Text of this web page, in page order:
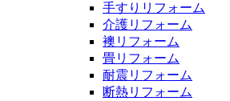
手すりリフォーム
介護リフォーム
襖リフォーム
畳リフォーム
耐震リフォーム
断熱リフォーム